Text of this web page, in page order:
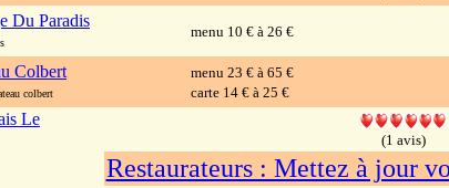
Du Paradis
menu 10 € à 26 €
Colbert
colbert
menu 23 € à 65 €
carte 14 € à 25 €
Le
(1 avis)
Restaurateurs : Mettez à jour